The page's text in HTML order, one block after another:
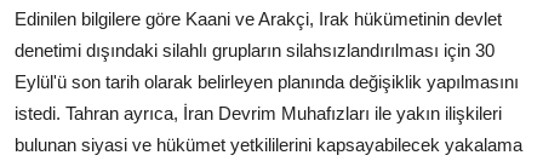
Edinilen bilgilere göre Kaani ve Arakçi, Irak hükümetinin devlet
denetimi dışındaki silahlı grupların silahsızlandırılması için 30
Eylül'ü son tarih olarak belirleyen planında değişiklik yapılmasını
istedi. Tahran ayrıca, İran Devrim Muhafızları ile yakın ilişkileri
bulunan siyasi ve hükümet yetkililerini kapsayabilecek yakalama